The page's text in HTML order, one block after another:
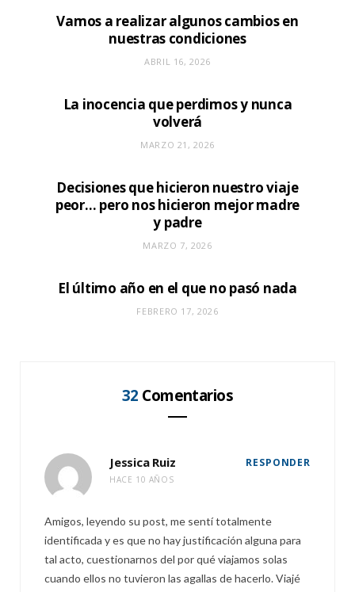
Vamos a realizar algunos cambios en
nuestras condiciones
ABRIL 16, 2026
La inocencia que perdimos y nunca
volverá
MARZO 21, 2026
Decisiones que hicieron nuestro viaje
peor… pero nos hicieron mejor madre
y padre
MARZO 7, 2026
El último año en el que no pasó nada
FEBRERO 17, 2026
32 Comentarios
Jessica Ruiz
HACE 10 AÑOS
RESPONDER
Amigos, leyendo su post, me sentí totalmente
identificada y es que no hay justificación alguna para
tal acto, cuestionarnos del por qué viajamos solas
cuando ellos no tuvieron las agallas de hacerlo. Viajé